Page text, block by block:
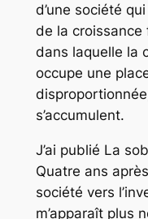
d’une société
de la croissance
dans laquelle la
occupe une
s’accumulent.
J’ai publié La
Quatre ans
société vers
m’apparaît plus